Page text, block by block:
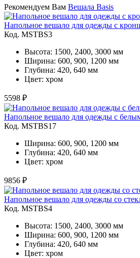
Рекомендуем Вам Вешала Basis
Напольное вешало для одежды с
Код. MSTBS3
Высота: 1500, 2400, 3000 мм
Ширина: 600, 900, 1200 мм
Глубина: 420, 640 мм
Цвет: хром
5598 ₽
Напольное вешало для одежды с
Код. MSTBS17
Ширина: 600, 900, 1200 мм
Глубина: 420, 640 мм
Цвет: хром
9856 ₽
Напольное вешало для одежды со
Код. MSTBS4
Высота: 1500, 2400, 3000 мм
Ширина: 600, 900, 1200 мм
Глубина: 420, 640 мм
Цвет: хром